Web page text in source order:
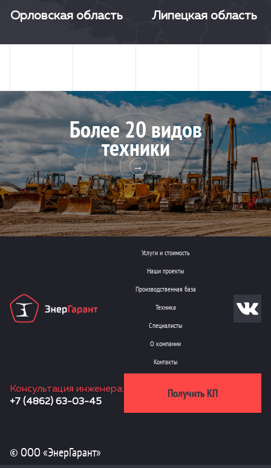
Орловская область Липецкая область
Более 20 видов
техники
Услуги и стоимость
Наши проекты
Производственная база
Техника
Специалисты
О компании
Контакты
Консультация инженера:
+7 (4862) 63-03-45
Получить КП
© ООО «ЭнерГарант»